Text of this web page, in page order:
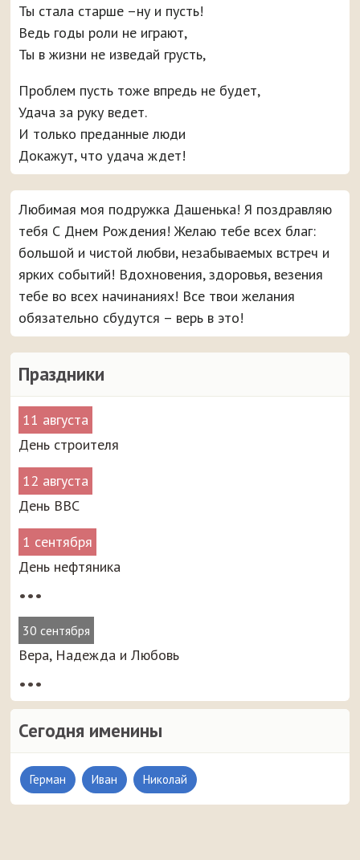
Праздники
11 августа
День строителя
12 августа
День ВВС
1 сентября
День нефтяника
•••
30 сентября
Вера, Надежда и Любовь
•••
Сегодня именины
Герман Иван Николай
Ты стала старше –ну и пусть!
Ведь годы роли не играют,
Ты в жизни не изведай грусть,
Проблем пусть тоже впредь не будет,
Удача за руку ведет.
И только преданные люди
Докажут, что удача ждет!
Любимая моя подружка Дашенька! Я поздравляю
тебя С Днем Рождения! Желаю тебе всех благ:
большой и чистой любви, незабываемых встреч и
ярких событий! Вдохновения, здоровья, везения
тебе во всех начинаниях! Все твои желания
обязательно сбудутся – верь в это!